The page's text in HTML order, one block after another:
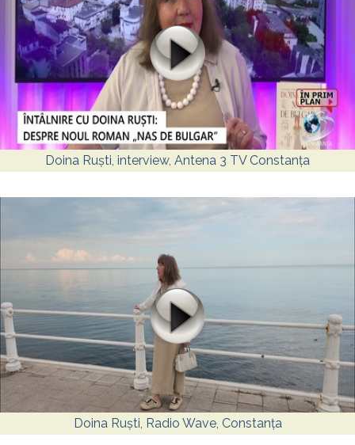
Doina Ruști, interview, Antena 3 TV Constanța
Doina Ruști, Radio Wave, Constanța